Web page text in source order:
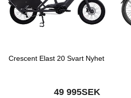
Crescent Elast 20 Svart Nyhet
49 995SEK